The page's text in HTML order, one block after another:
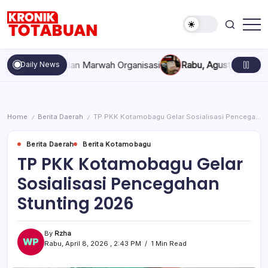
content
Totabuan
hari
ini
Kronik
Daily News
dan Marwah Organisasi Rabu, Agustus 5, 2026 ,
Home / Berita Daerah / TP PKK Kotamobagu Gelar Sosialisasi Pencegahan Stunting 2026
Berita Daerah Berita Kotamobagu
TP PKK Kotamobagu Gelar
Sosialisasi Pencegahan
Stunting 2026
By Rzha
Rabu, April 8, 2026 , 2:43 PM
1 Min Read